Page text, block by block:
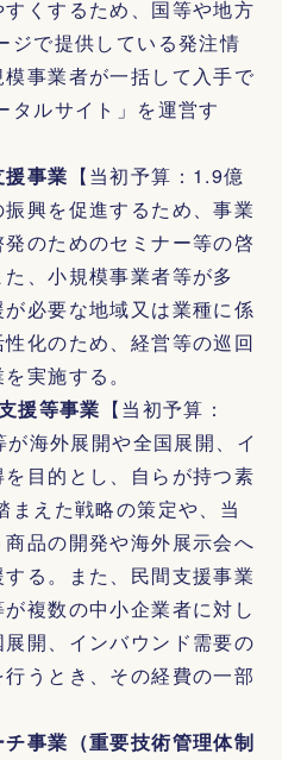
くするため、国等や地方
ジで提供している発注情
事業者が一括して入手で
タルサイト」を運営す
事業 【当初予算：1.9億
興を促進するため、事業
のためのセミナー等の啓
、小規模事業者等が多
必要な地域又は業種に係
化のため、経営等の巡回
実施する。
援等事業 【当初予算：
海外展開や全国展開、イ
目的とし、自らが持つ素
まえた戦略の策定や、当
品の開発や海外展示会へ
る。また、民間支援事業
複数の中小企業者に対し
開、インバウンド需要の
うとき、その経費の一部
事業（重要技術管理体制